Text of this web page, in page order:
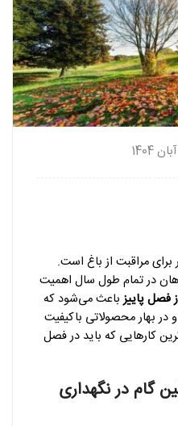
برای مراقبت از باغ است.
در تمام طول سال اهمیت
فصل پاییزباعث می‌شود که
بهار محصولاتی باکیفیت
کارهایی که باید در فصل
گام در نگهداری